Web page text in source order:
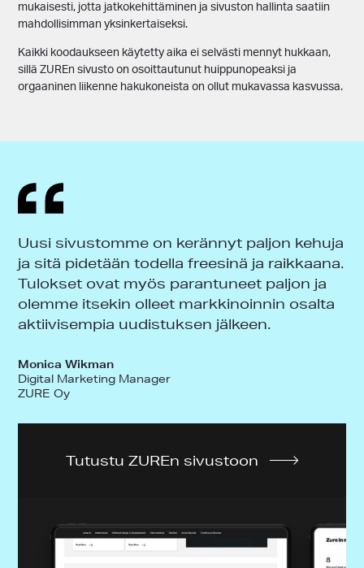
mukaisesti, jotta jatkokehittäminen ja sivuston hallinta saatiin
mahdollisimman yksinkertaiseksi.
Kaikki koodaukseen käytetty aika ei selvästi mennyt hukkaan,
sillä ZUREn sivusto on osoittautunut huippunopeaksi ja
orgaaninen liikenne hakukoneista on ollut mukavassa kasvussa.
Uusi sivustomme on kerännyt paljon kehuja
ja sitä pidetään todella freesinä ja raikkaana.
Tulokset ovat myös parantuneet paljon ja
olemme itsekin olleet markkinoinnin osalta
aktiivisempia uudistuksen jälkeen.
Monica Wikman
Digital Marketing Manager
ZURE Oy
Tutustu ZUREn sivustoon